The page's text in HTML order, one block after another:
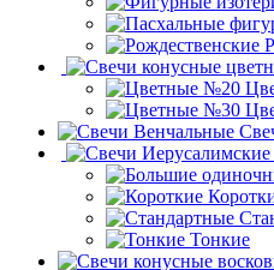
Тонкие